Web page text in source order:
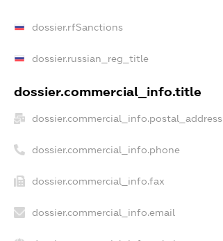
dossier.rfSanctions
dossier.russian_reg_title
dossier.commercial_info.title
dossier.commercial_info.postal_address
dossier.commercial_info.phone
dossier.commercial_info.fax
dossier.commercial_info.email